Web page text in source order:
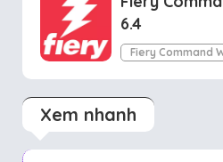
6.4
Fiery Command
Xem nhanh